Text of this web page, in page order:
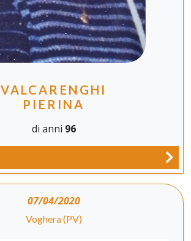
VALCARENGHI
PIERINA
di anni 96
07/04/2020
Voghera (PV)